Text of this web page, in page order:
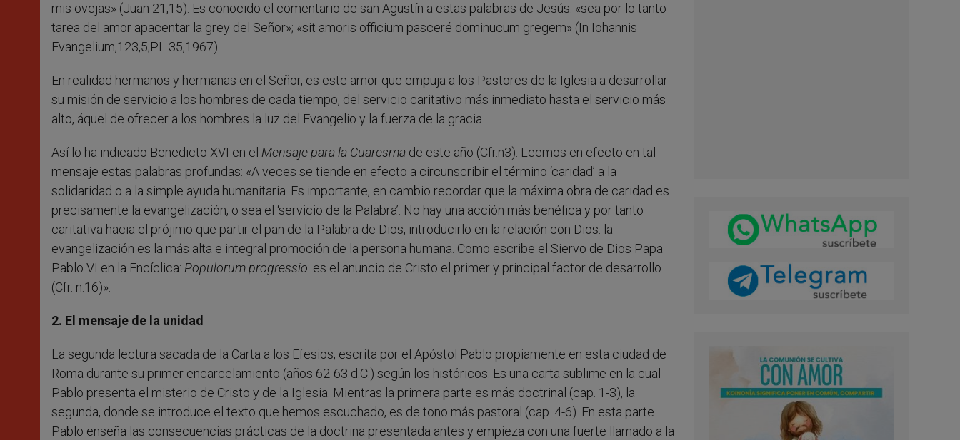
mis ovejas» (Juan 21,15). Es conocido el comentario de san Agustín a estas palabras de Jesús: «sea por lo tanto
tarea del amor apacentar la grey del Señor»; «sit amoris officium pasceré dominucum gregem» (In Iohannis
Evangelium,123,5;PL 35,1967).
En realidad hermanos y hermanas en el Señor, es este amor que empuja a los Pastores de la Iglesia a desarrollar
su misión de servicio a los hombres de cada tiempo, del servicio caritativo más inmediato hasta el servicio más
alto, áquel de ofrecer a los hombres la luz del Evangelio y la fuerza de la gracia.
Así lo ha indicado Benedicto XVI en el Mensaje para la Cuaresma de este año (Cfr.n3). Leemos en efecto en tal
mensaje estas palabras profundas: «A veces se tiende en efecto a circunscribir el término ‘caridad’ a la
solidaridad o a la simple ayuda humanitaria. Es importante, en cambio recordar que la máxima obra de caridad es
precisamente la evangelización, o sea el ‘servicio de la Palabra’. No hay una acción más benéfica y por tanto
caritativa hacia el prójimo que partir el pan de la Palabra de Dios, introducirlo en la relación con Dios: la
evangelización es la más alta e integral promoción de la persona humana. Como escribe el Siervo de Dios Papa
Pablo VI en la Encíclica: Populorum progressio: es el anuncio de Cristo el primer y principal factor de desarrollo
(Cfr. n.16)».
2. El mensaje de la unidad
La segunda lectura sacada de la Carta a los Efesios, escrita por el Apóstol Pablo propiamente en esta ciudad de
Roma durante su primer encarcelamiento (años 62-63 d.C.) según los históricos. Es una carta sublime en la cual
Pablo presenta el misterio de Cristo y de la Iglesia. Mientras la primera parte es más doctrinal (cap. 1-3), la
segunda, donde se introduce el texto que hemos escuchado, es de tono más pastoral (cap. 4-6). En esta parte
Pablo enseña las consecuencias prácticas de la doctrina presentada antes y empieza con una fuerte llamado a la